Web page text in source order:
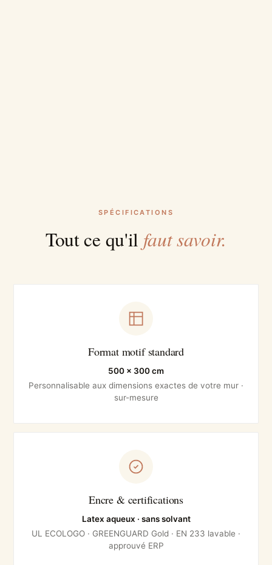
SPÉCIFICATIONS
Tout ce qu'il faut savoir.
Format motif standard
500 × 300 cm
Personnalisable aux dimensions exactes de votre mur ·
sur-mesure
Encre & certifications
Latex aqueux · sans solvant
UL ECOLOGO · GREENGUARD Gold · EN 233 lavable ·
approuvé ERP